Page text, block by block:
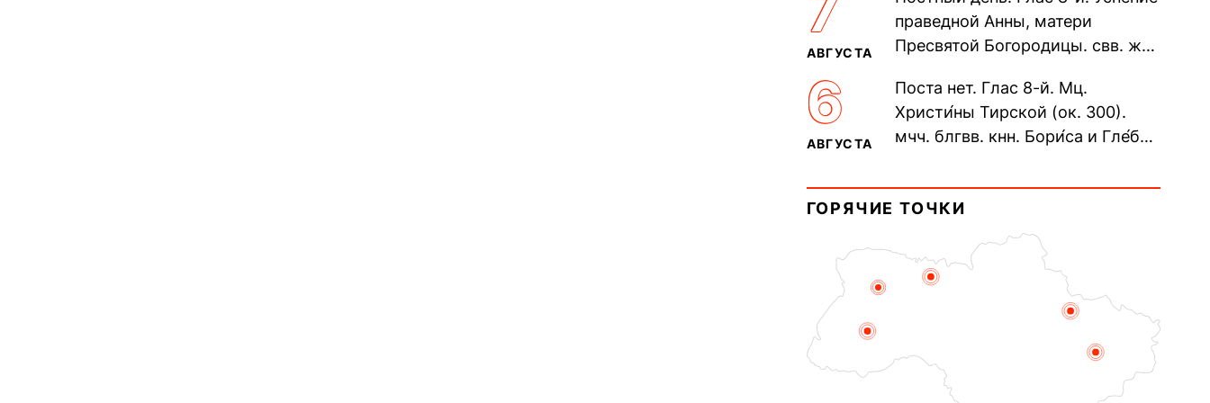
пещерах...
АВГУСТА
праведной Анны, матери
Пресвятой Богородицы. свв. жен
прп. Евпракси́и девы,...
6
АВГУСТА
Поста нет. Глас 8-й. Мц.
Христи́ны Тирской (ок. 300).
мчч. блгвв. кнн. Бори́са и Гле́ба,
Дави́да (1015). Прп....
ГОРЯЧИЕ ТОЧКИ